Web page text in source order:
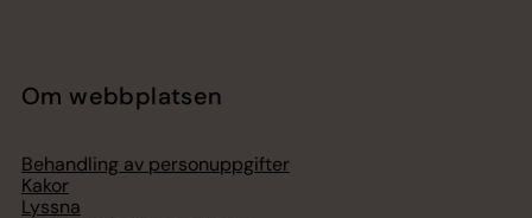
Om webbplatsen
Behandling av personuppgifter
Kakor
Lyssna